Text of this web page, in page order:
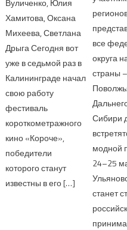
Хамитова, Оксана
Михеева, Светлана
Дрыга Сегодня вот
уже в седьмой раз в
Калининграде начал
свою работу
фестиваль
короткометражного
кино «Короче»,
победители
которого станут
известны в его […]
все
округа
страны
Сибири
модной
24–25
станет